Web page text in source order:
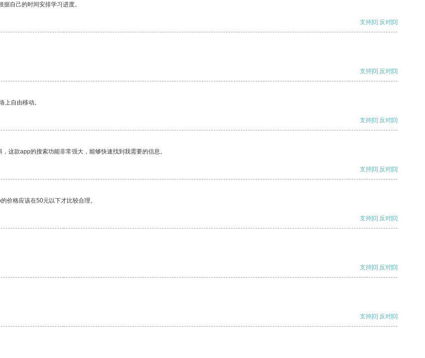
自己的时间安排学习进度。
支持[0] 反对[0]
支持[0] 反对[0]
上自由移动。
支持[0] 反对[0]
这款app的搜索功能非常强大，能够快速找到我需要的信息。
支持[0] 反对[0]
价格应该在50元以下才比较合理。
支持[0] 反对[0]
支持[0] 反对[0]
支持[0] 反对[0]